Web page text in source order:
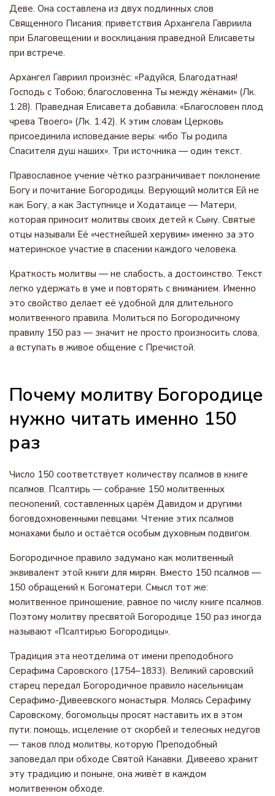
Деве. Она составлена из двух подлинных слов
Священного Писания: приветствия Архангела Гавриила
при Благовещении и восклицания праведной Елисаветы
при встрече.
Архангел Гавриил произнёс: «Радуйся, Благодатная!
Господь с Тобою; благословенна Ты между жёнами» (Лк.
1:28). Праведная Елисавета добавила: «Благословен плод
чрева Твоего» (Лк. 1:42). К этим словам Церковь
присоединила исповедание веры: «ибо Ты родила
Спасителя душ наших». Три источника — один текст.
Православное учение чётко разграничивает поклонение
Богу и почитание Богородицы. Верующий молится Ей не
как Богу, а как Заступнице и Ходатаице — Матери,
которая приносит молитвы своих детей к Сыну. Святые
отцы называли Её «честнейшей херувим» именно за это
материнское участие в спасении каждого человека.
Краткость молитвы — не слабость, а достоинство. Текст
легко удержать в уме и повторять с вниманием. Именно
это свойство делает её удобной для длительного
молитвенного правила. Молиться по Богородичному
правилу 150 раз — значит не просто произносить слова,
а вступать в живое общение с Пречистой.
Почему молитву Богородице
нужно читать именно 150
раз
Число 150 соответствует количеству псалмов в книге
псалмов. Псалтирь — собрание 150 молитвенных
песнопений, составленных царём Давидом и другими
боговдохновенными певцами. Чтение этих псалмов
монахами было и остаётся особым духовным подвигом.
Богородичное правило задумано как молитвенный
эквивалент этой книги для мирян. Вместо 150 псалмов —
150 обращений к Богоматери. Смысл тот же:
молитвенное приношение, равное по числу книге псалмов.
Поэтому молитву пресвятой Богородице 150 раз иногда
называют «Псалтирью Богородицы».
Традиция эта неотделима от имени преподобного
Серафима Саровского (1754–1833). Великий саровский
старец передал Богородичное правило насельницам
Серафимо-Дивеевского монастыря. Молясь Серафиму
Саровскому, богомольцы просят наставить их в этом
пути: помощь, исцеление от скорбей и телесных недугов
— таков плод молитвы, которую Преподобный
заповедал при обходе Святой Канавки. Дивеево хранит
эту традицию и поныне, она живёт в каждом
молитвенном обходе.